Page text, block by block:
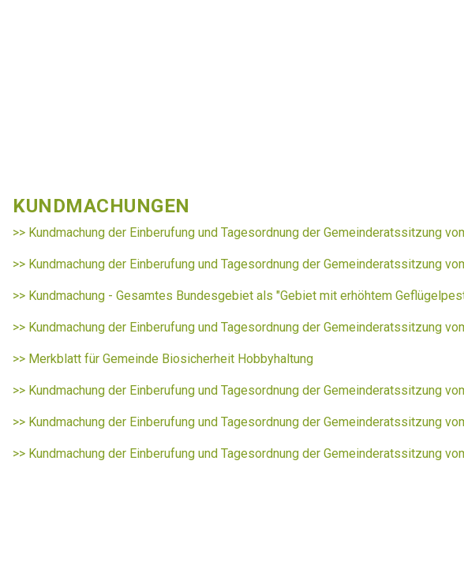
KUNDMACHUNGEN
>> Kundmachung der Einberufung und Tagesordnung der Gemeinderatssitzung
>> Kundmachung der Einberufung und Tagesordnung der Gemeinderatssitzung
>> Kundmachung - Gesamtes Bundesgebiet als "Gebiet mit erhöhtem
>> Kundmachung der Einberufung und Tagesordnung der Gemeinderatssitzung
>> Merkblatt für Gemeinde Biosicherheit Hobbyhaltung
>> Kundmachung der Einberufung und Tagesordnung der Gemeinderatssitzung
>> Kundmachung der Einberufung und Tagesordnung der Gemeinderatssitzung
>> Kundmachung der Einberufung und Tagesordnung der Gemeinderatssitzung